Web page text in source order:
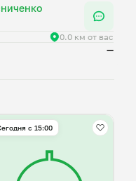
мука, сахар, яйца,
разрыхлитель, мед,
сыр,
0.0 км от вас
—
с 15:00